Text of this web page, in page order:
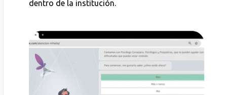
dentro de la institución.